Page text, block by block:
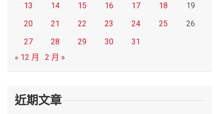
13
14 15 16 17 18
19
20
21 22 23 24 25
26
27
28 29 30
31
« 12 月
2 月 »
近期文章